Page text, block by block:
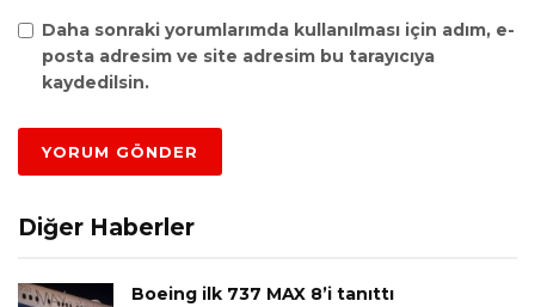
Daha sonraki yorumlarımda kullanılması için adım, e-
posta adresim ve site adresim bu tarayıcıya
kaydedilsin.
Diğer Haberler
Boeing ilk 737 MAX 8’i tanıttı